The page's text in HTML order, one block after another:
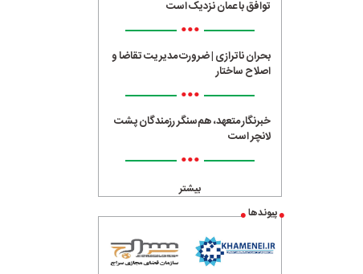
توافق با عمان نزدیک است
•••
بحران ناترازی | ضرورت مدیریت تقاضا و
اصلاح ساختار
•••
خبرنگار متعهد، هم‌سنگر رزمندگان پشت
لانچر است
•••
بیشتر
پیوندها